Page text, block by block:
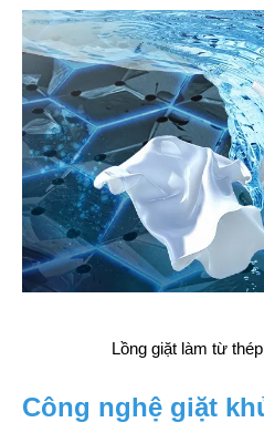
Lồng giặt làm từ
Công nghệ giặt